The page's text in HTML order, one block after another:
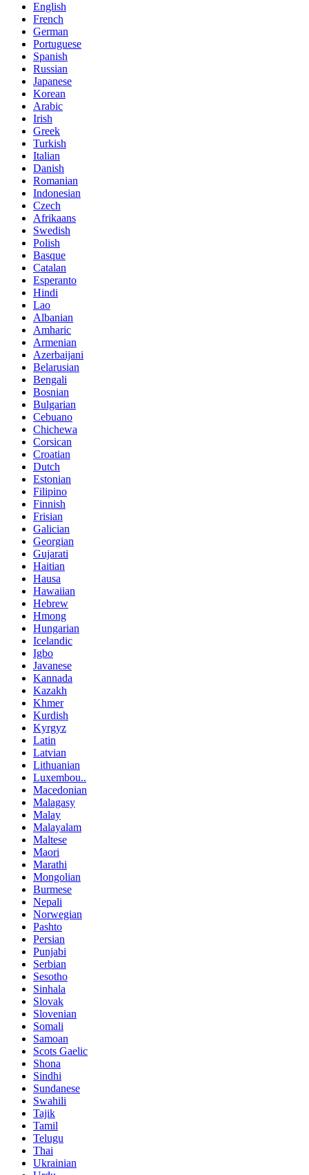
English
French
German
Portuguese
Spanish
Russian
Japanese
Korean
Arabic
Irish
Greek
Turkish
Italian
Danish
Romanian
Indonesian
Czech
Afrikaans
Swedish
Polish
Basque
Catalan
Esperanto
Hindi
Lao
Albanian
Amharic
Armenian
Azerbaijani
Belarusian
Bengali
Bosnian
Bulgarian
Cebuano
Chichewa
Corsican
Croatian
Dutch
Estonian
Filipino
Finnish
Frisian
Galician
Georgian
Gujarati
Haitian
Hausa
Hawaiian
Hebrew
Hmong
Hungarian
Icelandic
Igbo
Javanese
Kannada
Kazakh
Khmer
Kurdish
Kyrgyz
Latin
Latvian
Lithuanian
Luxembou..
Macedonian
Malagasy
Malay
Malayalam
Maltese
Maori
Marathi
Mongolian
Burmese
Nepali
Norwegian
Pashto
Persian
Punjabi
Serbian
Sesotho
Sinhala
Slovak
Slovenian
Somali
Samoan
Scots Gaelic
Shona
Sindhi
Sundanese
Swahili
Tajik
Tamil
Telugu
Thai
Ukrainian